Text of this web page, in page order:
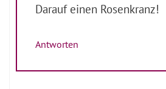
Darauf einen Rosenkranz!
Antworten